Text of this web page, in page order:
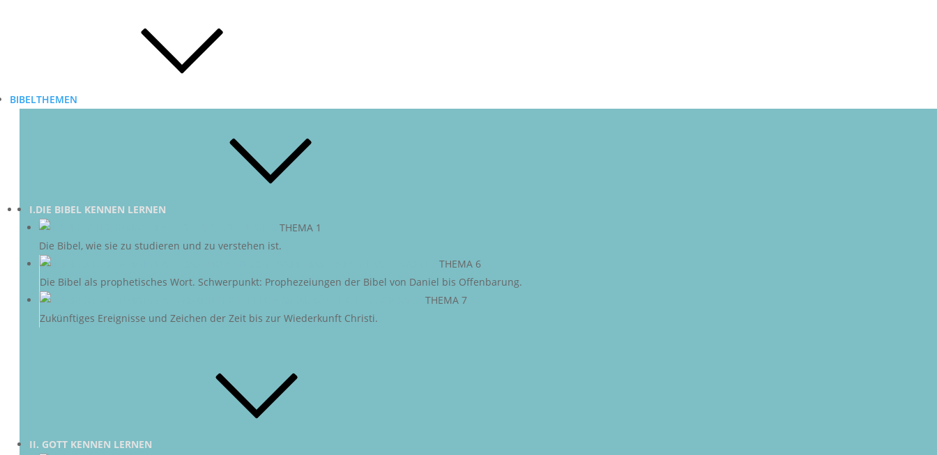
BIBELTHEMEN
I.DIE BIBEL KENNEN LERNEN
THEMA 1
Die Bibel, wie sie zu studieren und zu verstehen ist.
THEMA 6
Die Bibel als prophetisches Wort. Schwerpunkt: Prophezeiungen der Bibel von Daniel bis Offenbarung.
THEMA 7
Zukünftiges Ereignisse und Zeichen der Zeit bis zur Wiederkunft Christi.
II. GOTT KENNEN LERNEN